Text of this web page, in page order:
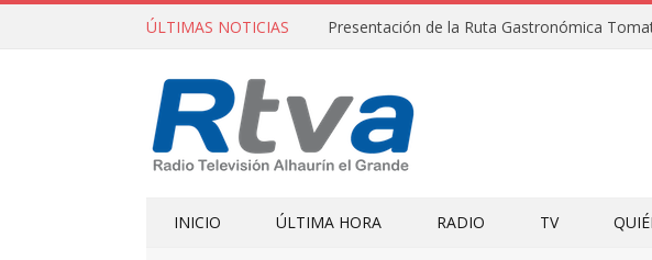
ÚLTIMAS NOTICIAS Presentación de la Ruta Gastronómica
INICIO ÚLTIMA HORA RADIO TV